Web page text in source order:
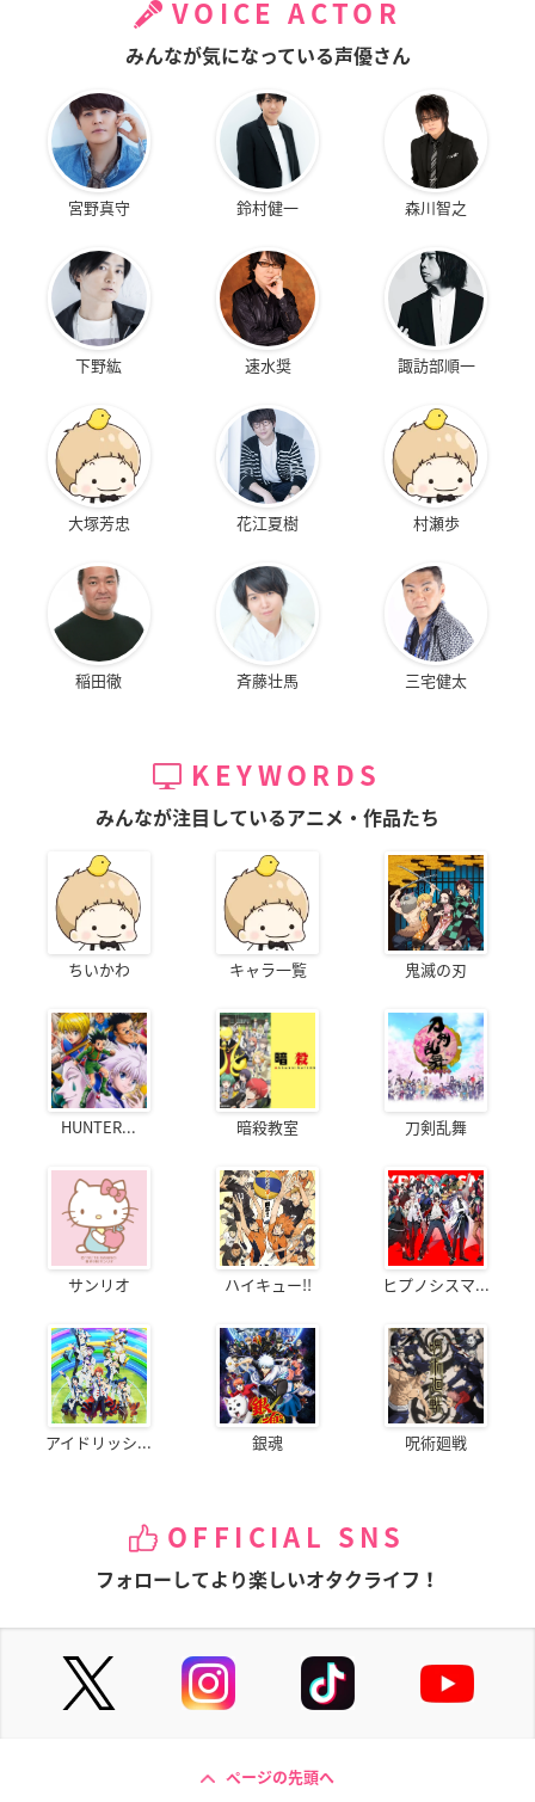
VOICE ACTOR
みんなが気になっている声優さん
宮野真守 鈴村健一 森川智之
下野紘 速水奨 諏訪部順一
大塚芳忠 花江夏樹 村瀬歩
稲田徹 斉藤壮馬 三宅健太
KEYWORDS
みんなが注目しているアニメ・作品たち
ちいかわ キャラ一覧 鬼滅の刃
HUNTER... 暗殺教室 刀剣乱舞
サンリオ ハイキュー!! ヒプノシスマ...
アイドリッシ... 銀魂 呪術廻戦
OFFICIAL SNS
フォローしてより楽しいオタクライフ！
ページの先頭へ